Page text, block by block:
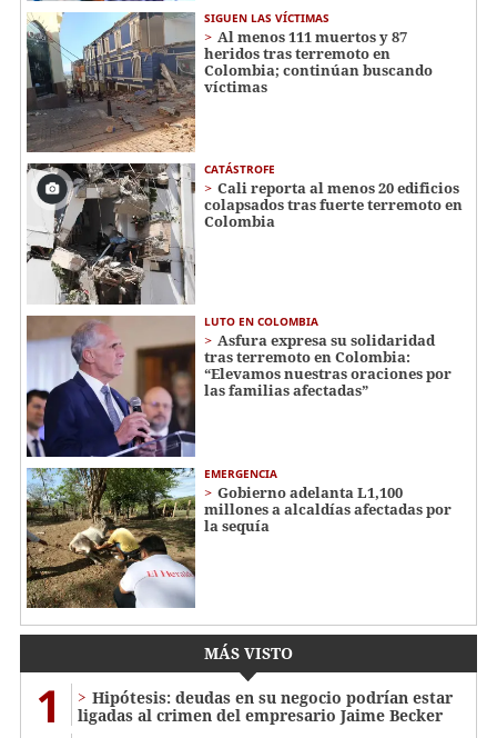
SIGUEN LAS VÍCTIMAS
Al menos 111 muertos y 87
heridos tras terremoto en
Colombia; continúan buscando
víctimas
CATÁSTROFE
Cali reporta al menos 20 edificios
colapsados tras fuerte terremoto en
Colombia
LUTO EN COLOMBIA
Asfura expresa su solidaridad
tras terremoto en Colombia:
“Elevamos nuestras oraciones por
las familias afectadas”
EMERGENCIA
Gobierno adelanta L1,100
millones a alcaldías afectadas por
la sequía
MÁS VISTO
1
Hipótesis: deudas en su negocio podrían estar
ligadas al crimen del empresario Jaime Becker